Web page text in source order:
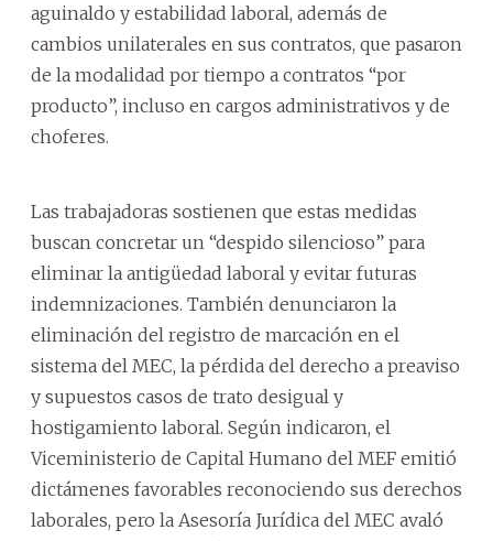
aguinaldo y estabilidad laboral, además de
cambios unilaterales en sus contratos, que pasaron
de la modalidad por tiempo a contratos “por
producto”, incluso en cargos administrativos y de
choferes.
Las trabajadoras sostienen que estas medidas
buscan concretar un “despido silencioso” para
eliminar la antigüedad laboral y evitar futuras
indemnizaciones. También denunciaron la
eliminación del registro de marcación en el
sistema del MEC, la pérdida del derecho a preaviso
y supuestos casos de trato desigual y
hostigamiento laboral. Según indicaron, el
Viceministerio de Capital Humano del MEF emitió
dictámenes favorables reconociendo sus derechos
laborales, pero la Asesoría Jurídica del MEC avaló